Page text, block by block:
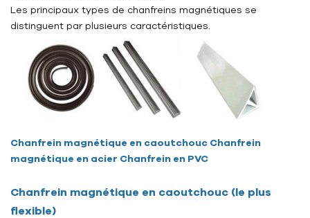
Les principaux types de chanfreins magnétiques se
distinguent par plusieurs caractéristiques.
Chanfrein magnétique en caoutchouc Chanfrein
magnétique en acier Chanfrein en PVC
Chanfrein magnétique en caoutchouc (le plus
flexible)